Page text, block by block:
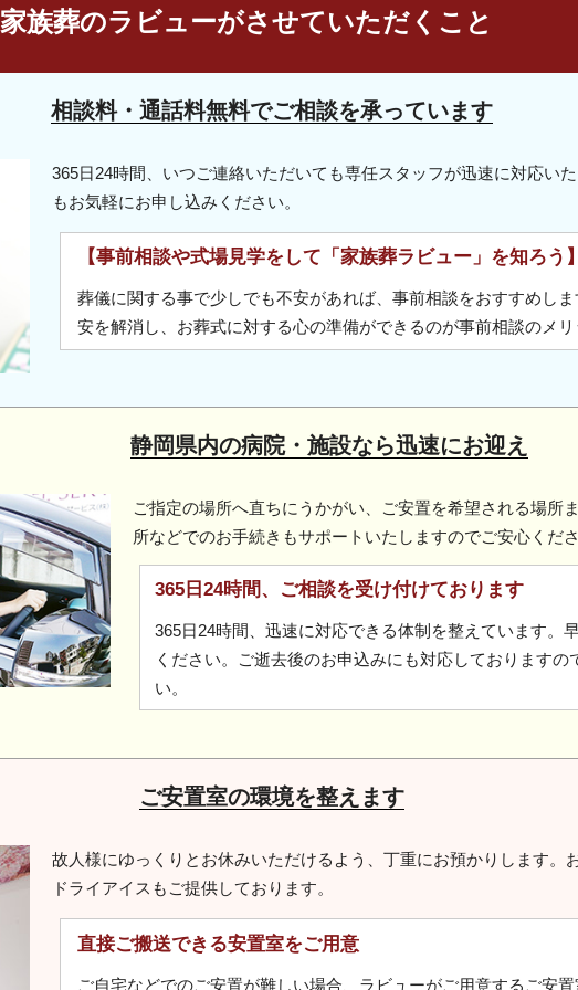
家族葬のラビューがさせていただくこと
相談料・通話料無料でご相談を承っています
365日24時間、いつご連絡いただいても専任スタッフが迅速に対応い
もお気軽にお申し込みください。
【事前相談や式場見学をして「家族葬ラビュー」を知ろう】
葬儀に関する事で少しでも不安があれば、事前相談をおすすめし
安を解消し、お葬式に対する心の準備ができるのが事前相談のメリ
静岡県内の病院・施設なら迅速にお迎え
ご指定の場所へ直ちにうかがい、ご安置を希望される場所
所などでのお手続きもサポートいたしますのでご安心くださ
365日24時間、ご相談を受け付けております
365日24時間、迅速に対応できる体制を整えています。
ください。ご逝去後のお申込みにも対応しておりますの
い。
ご安置室の環境を整えます
故人様にゆっくりとお休みいただけるよう、丁重にお預かりします。
ドライアイスもご提供しております。
直接ご搬送できる安置室をご用意
ご自宅などでのご安置が難しい場合、ラビューがご用意するご安置